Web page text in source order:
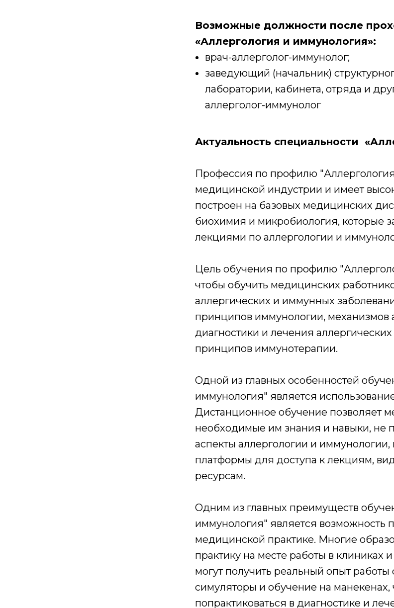
Возможные должности после
«Аллергология и иммунология»:
врач-аллерголог-иммунолог;
заведующий (начальник)
лаборатории, кабинета, отряда и
аллерголог-иммунолог
Актуальность специальности
Профессия по профилю
медицинской индустрии и имеет
построен на базовых медицинских
биохимия и микробиология, которые
лекциями по аллергологии и
Цель обучения по профилю
чтобы обучить медицинских
аллергических и иммунных
принципов иммунологии, механизмов
диагностики и лечения
принципов иммунотерапии.
Одной из главных особенностей
иммунология" является
Дистанционное обучение позволяет
необходимые им знания и навыки, не
аспекты аллергологии и
платформы для доступа к лекциям,
ресурсам.
Одним из главных преимуществ
иммунология" является возможность
медицинской практике. Многие
практику на месте работы в клиниках
могут получить реальный опыт
симуляторы и обучение на
попрактиковаться в диагностике и